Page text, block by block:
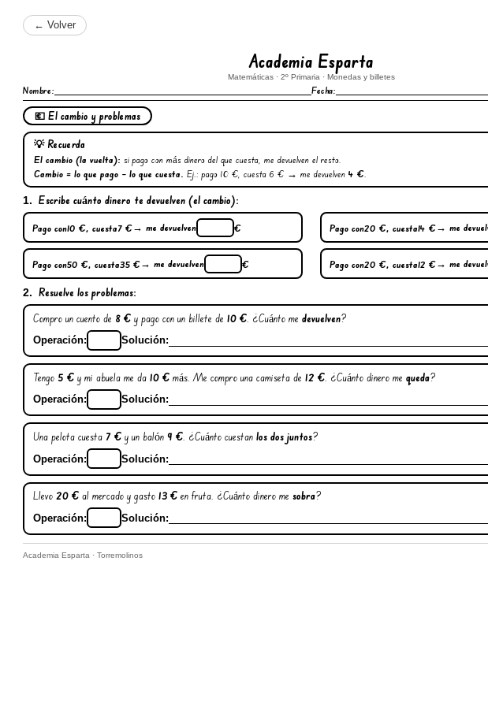
← Volver
Academia Esparta
Matemáticas · 2º Primaria · Monedas y billetes
Nombre: Fecha:
💶 El cambio y problemas
💡 Recuerda
El cambio (la vuelta): si pago con más dinero del que cuesta, me devuelven el resto.
Cambio = lo que pago − lo que cuesta. Ej.: pago 10 €, cuesta 6 € → me devuelven 4 €
1. Escribe cuánto dinero te devuelven (el cambio):
Pago con10 €, cuesta7 €→ me devuelven € Pago con20 €, cuesta14 €→ me
Pago con50 €, cuesta35 €→ me devuelven € Pago con20 €, cuesta12 €→ me
2. Resuelve los problemas:
Compro un cuento de 8 €y pago con un billete de 10 €. ¿Cuánto me devuelven?
Operación: Solución:
Tengo 5 €y mi abuela me da 10 €más. Me compro una camiseta de 12 €. ¿Cuánto dinero me queda?
Operación: Solución:
Una pelota cuesta 7 €y un balón 9 €. ¿Cuánto cuestan los dos juntos?
Operación: Solución:
Llevo 20 €al mercado y gasto 13 €en fruta. ¿Cuánto dinero me sobra?
Operación: Solución:
Academia Esparta · Torremolinos